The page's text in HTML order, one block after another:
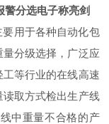
警分选电子称亮剑
用于各种自动化包
分级选择，广泛应
等行业的在线高速
取方式检出生产线
中重量不合格的产